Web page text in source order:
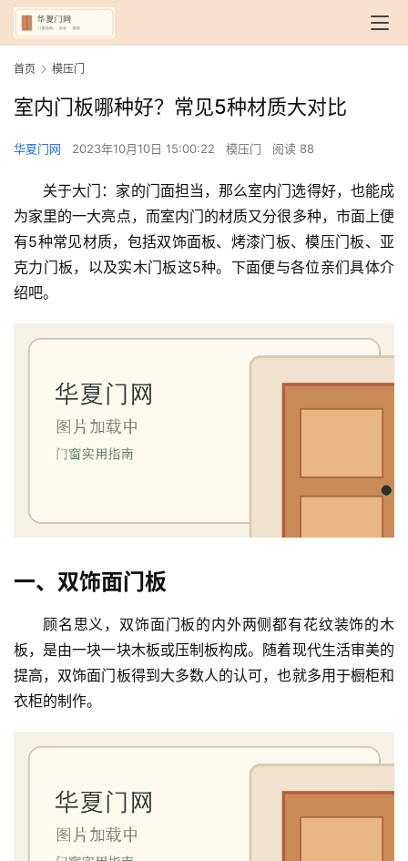
首页 模压门
室内门板哪种好？常见5种材质大对比
华夏门网 2023年10月10日 15:00:22 模压门 阅读 88
关于大门：家的门面担当，那么室内门选得好，也能成
为家里的一大亮点，而室内门的材质又分很多种，市面上便
有5种常见材质，包括双饰面板、烤漆门板、模压门板、亚
克力门板，以及实木门板这5种。下面便与各位亲们具体介
绍吧。
一、双饰面门板
顾名思义，双饰面门板的内外两侧都有花纹装饰的木
板，是由一块一块木板或压制板构成。随着现代生活审美的
提高，双饰面门板得到大多数人的认可，也就多用于橱柜和
衣柜的制作。